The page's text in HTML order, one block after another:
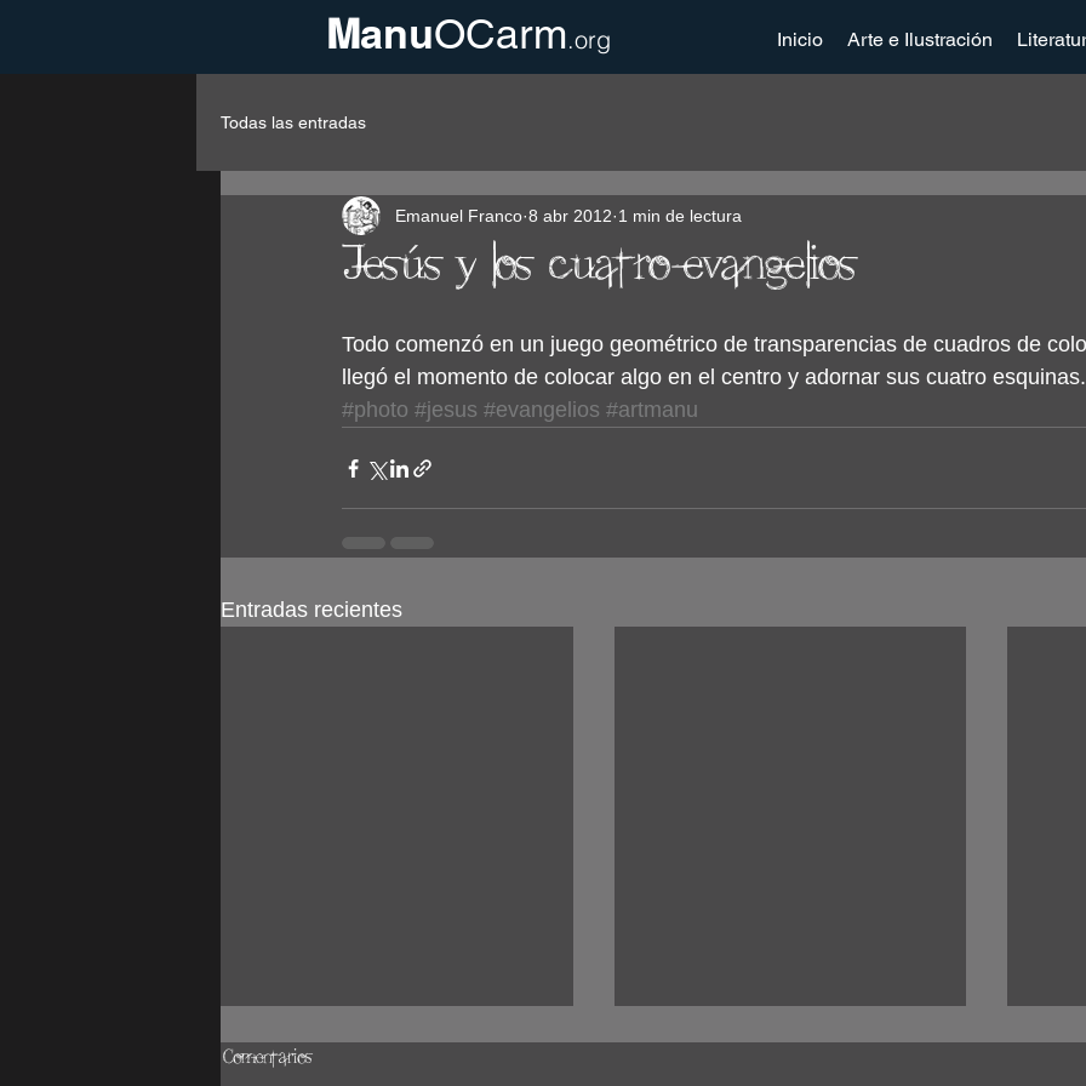
ManuOCarm.org Inicio Arte e Ilustración
Todas las entradas
Jesús y los cuatro evangelios
Emanuel Franco 8 abr 2012 1 min de lectura
Todo comenzó en un juego geométrico de transparencias de cuadros de
llegó el momento de colocar algo en el centro y adornar sus cuatro esquinas.
#photo #jesus #evangelios #artmanu
Entradas recientes
Comentarios